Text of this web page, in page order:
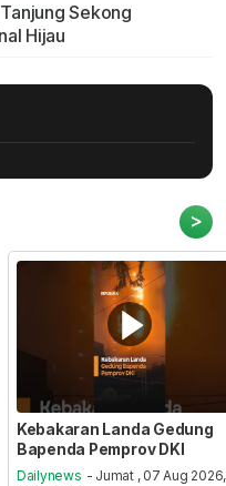
Sekong
Hijau
>
Kebakaran Landa Gedung
Bapenda Pemprov DKI
Dailynews - Jumat , 07 Aug 2026,